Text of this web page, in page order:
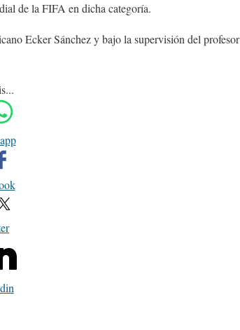
de la FIFA en dicha categoría.
Ecker Sánchez y bajo la supervisión del profesor